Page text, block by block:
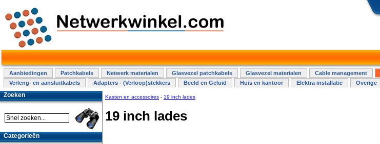
Aanbiedingen Patchkabels Netwerk materialen Glasvezel patchkabels Glasvezel materialen Cable management
Verleng- en aansluitkabels
Adapters - (Verloop)stekkers Beeld en Geluid Huis en kantoor Elektra installatie Overige
Kasten en accessoires - 19 inch lades
19 inch lades
Zoeken
Categorieën